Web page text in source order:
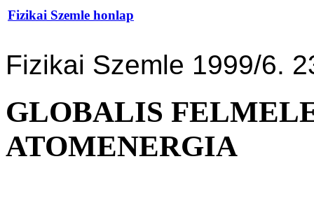
Fizikai Szemle honlap
Fizikai Szemle 1999/6.
GLOBALIS
ATOMENERGIA